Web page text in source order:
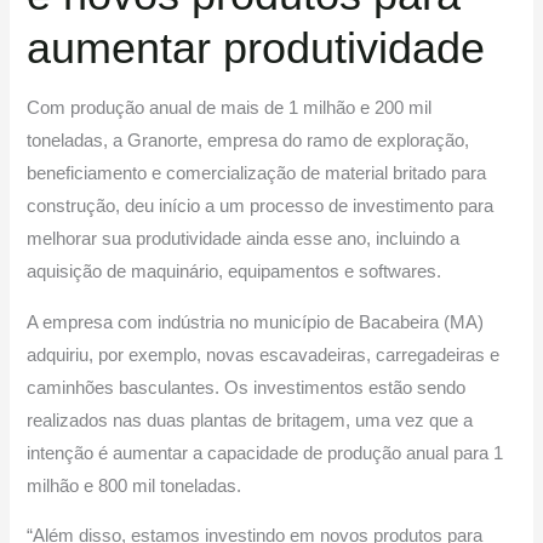
aumentar produtividade
Com produção anual de mais de 1 milhão e 200 mil
toneladas, a Granorte, empresa do ramo de exploração,
beneficiamento e comercialização de material britado para
construção, deu início a um processo de investimento para
melhorar sua produtividade ainda esse ano, incluindo a
aquisição de maquinário, equipamentos e softwares.
A empresa com indústria no município de Bacabeira (MA)
adquiriu, por exemplo, novas escavadeiras, carregadeiras e
caminhões basculantes. Os investimentos estão sendo
realizados nas duas plantas de britagem, uma vez que a
intenção é aumentar a capacidade de produção anual para 1
milhão e 800 mil toneladas.
“Além disso, estamos investindo em novos produtos para